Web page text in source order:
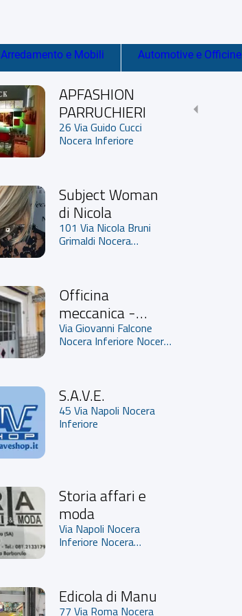
Arredamento e Mobili Automotive e Officine
APFASHION
PARRUCHIERI
26 Via Guido Cucci
Nocera Inferiore
Subject Woman
di Nicola
101 Via Nicola Bruni
Grimaldi Nocera
Officina
meccanica -
Domenico De
Prisco
Via Giovanni Falcone
Nocera Inferiore Nocera
S.A.V.E.
45 Via Napoli Nocera
Inferiore
Storia affari e
moda
Via Napoli Nocera
Inferiore Nocera
Edicola di Manu
77 Via Roma Nocera